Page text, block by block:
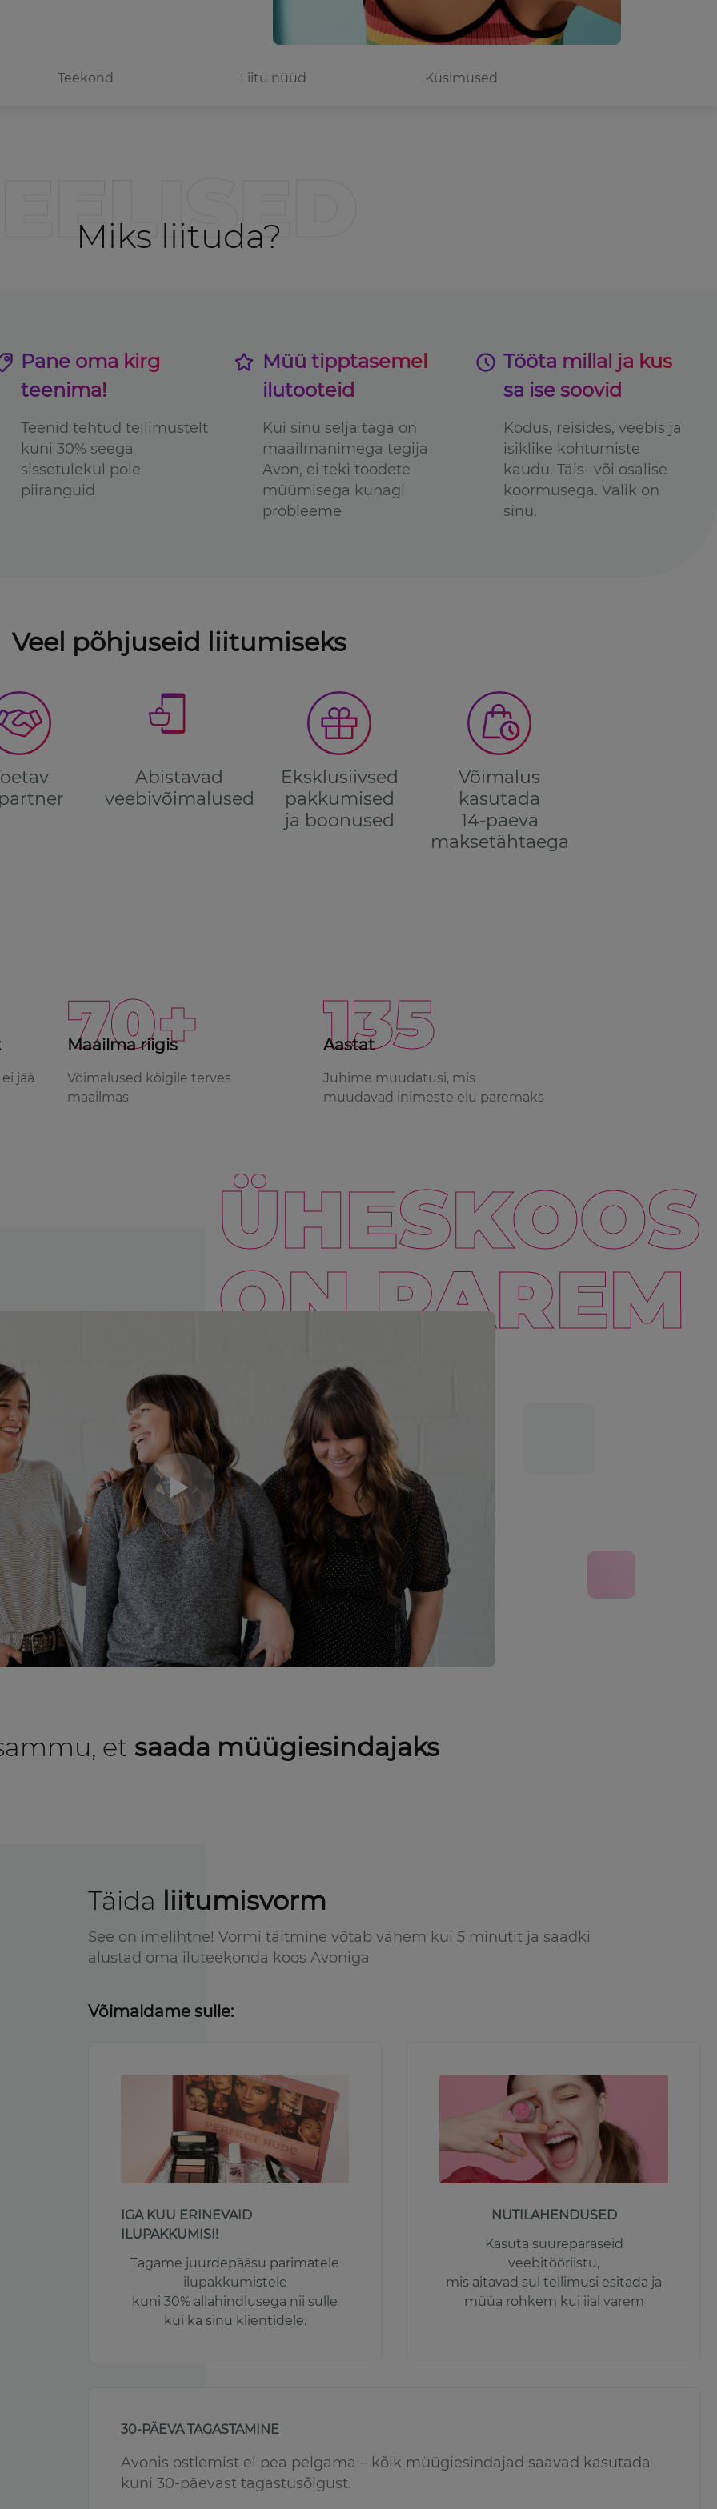
Teekond Liitu nüüd Küsimused
EELISED
Miks liituda?
Pane oma kirg
teenima!
Teenid tehtud tellimustelt
kuni 30% seega
sissetulekul pole
piiranguid
Müü tipptasemel
ilutooteid
Kui sinu selja taga on
maailmanimega tegija
Avon, ei teki toodete
müümisega kunagi
probleeme
Tööta millal ja kus
sa ise soovid
Kodus, reisides, veebis ja
isiklike kohtumiste
kaudu. Täis- või osalise
koormusega. Valik on
sinu.
Veel põhjuseid liitumiseks
Abistavad
veebivõimalused
Eksklusiivsed
pakkumised
ja boonused
Võimalus
kasutada
14-päeva
maksetähtaega
jää
70+
Maailma riigis
Võimalused kõigile terves
maailmas
135
Aastat
Juhime muudatusi, mis
muudavad inimeste elu paremaks
ÜHESKOOS
ON PAREM
et saada müügiesindajaks
Täida liitumisvorm
See on imelihtne! Vormi täitmine võtab vähem kui 5 minutit ja saadki
alustad oma iluteekonda koos Avoniga
Võimaldame sulle:
IGA KUU ERINEVAID
ILUPAKKUMISI!
Tagame juurdepääsu parimatele
ilupakkumistele
kuni 30% allahindlusega nii sulle
kui ka sinu klientidele.
NUTILAHENDUSED
Kasuta suurepäraseid
veebitööriistu,
mis aitavad sul tellimusi esitada ja
müüa rohkem kui iial varem
30-PÄEVA TAGASTAMINE
Avonis ostlemist ei pea pelgama – kõik müügiesindajad saavad kasutada
kuni 30-päevast tagastusõigust.